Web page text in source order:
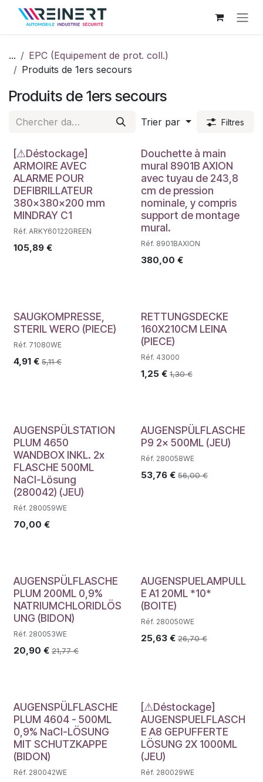
Se rendre au contenu
...
EPC (Equipement de prot. coll.)
Produits de 1ers secours
Produits de 1ers secours
Trier par Filtres
Déstockage
[⚠Déstockage]
ARMOIRE AVEC
ALARME POUR
DEFIBRILLATEUR
380x380x200 mm
MINDRAY C1
Réf. ARKY60122GREEN
105,89 €
Douchette à main
mural 8901B AXION
avec tuyau de 243,8
cm de pression
nominale, y compris
support de montage
mural.
Réf. 8901BAXION
380,00 €
SAUGKOMPRESSE,
STERIL WERO (PIECE)
Réf. 71080WE
4,91 € 5,11€
RETTUNGSDECKE
160X210CM LEINA
(PIECE)
Réf. 43000
1,25€ 1,30€
AUGENSPÜLSTATION
PLUM 4650
WANDBOX INKL. 2x
FLASCHE 500ML
NaCl-Lösung
(280042) (JEU)
Réf. 280059WE
70,00 €
AUGENSPÜLFLASCHE
P9 2x 500ML (JEU)
Réf. 280058WE
53,76€ 56,00€
AUGENSPÜLFLASCHE
PLUM 200ML 0,9%
NATRIUMCHLORIDLÖS
UNG (BIDON)
Réf. 280053WE
20,90 € 21,77€
AUGENSPUELAMPULL
E A1 20ML *10*
(BOITE)
Réf. 280050WE
25,63€ 26,70€
AUGENSPÜLFLASCHE
PLUM 4604 - 500ML
0,9% NaCl-LÖSUNG
MIT SCHUTZKAPPE
(BIDON)
Réf. 280042WE
Déstockage
[⚠Déstockage]
AUGENSPUELFLASCH
E A8 GEPUFFERTE
LÖSUNG 2X 1000ML
(JEU)
Réf. 280029WE